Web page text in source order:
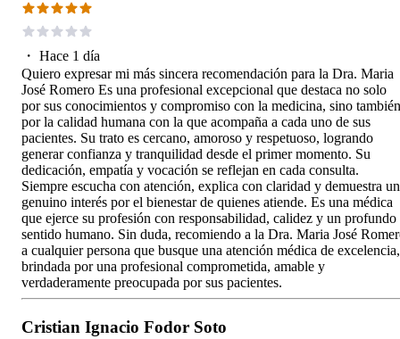
・ Hace 1 día
Quiero expresar mi más sincera recomendación para la Dra. Maria
José Romero Es una profesional excepcional que destaca no solo
por sus conocimientos y compromiso con la medicina, sino también
por la calidad humana con la que acompaña a cada uno de sus
pacientes. Su trato es cercano, amoroso y respetuoso, logrando
generar confianza y tranquilidad desde el primer momento. Su
dedicación, empatía y vocación se reflejan en cada consulta.
Siempre escucha con atención, explica con claridad y demuestra un
genuino interés por el bienestar de quienes atiende. Es una médica
que ejerce su profesión con responsabilidad, calidez y un profundo
sentido humano. Sin duda, recomiendo a la Dra. Maria José
a cualquier persona que busque una atención médica de excelencia,
brindada por una profesional comprometida, amable y
verdaderamente preocupada por sus pacientes.
Cristian Ignacio Fodor Soto